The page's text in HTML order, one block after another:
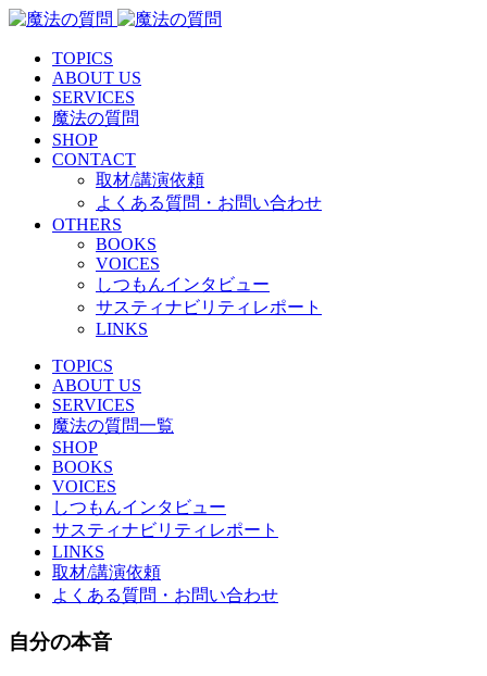
TOPICS
ABOUT US
SERVICES
魔法の質問
SHOP
CONTACT
取材/講演依頼
よくある質問・お問い合わせ
OTHERS
BOOKS
VOICES
しつもんインタビュー
サスティナビリティレポート
LINKS
TOPICS
ABOUT US
SERVICES
魔法の質問一覧
SHOP
BOOKS
VOICES
しつもんインタビュー
サスティナビリティレポート
LINKS
取材/講演依頼
よくある質問・お問い合わせ
自分の本音